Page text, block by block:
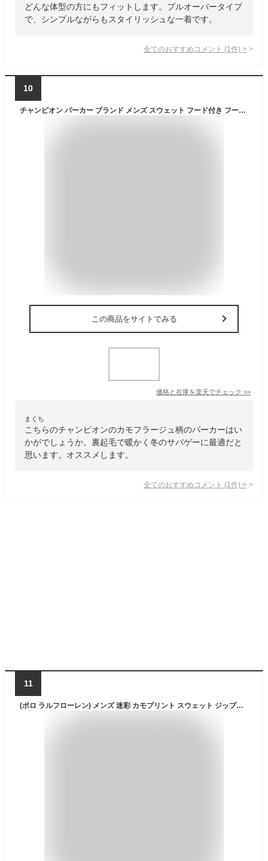
どんな体型の方にもフィットします。プルオーバータイプ
で、シンプルながらもスタイリッシュな一着です。
全てのおすすめコメント (1 件) >
10
チャンピオン パーカー ブランド メンズ スウェット フード付き フーディ 裏起毛 裏フリース カモ柄 カモフラージュ 秋 冬 迷彩 綿混 アクションスタイル プルオーバー Champion スウェットパーカー C3A111 新作 大きいサイズ 有
この商品をサイトでみる
価格と在庫を楽天でチェック >>
まくち
こちらのチャンピオンのカモフラージュ柄のパーカーはい
かがでしょうか。裏起毛で暖かく冬のサバゲーに最適だと
思います。オススメします。
全てのおすすめコメント (1 件) >
11
(ポロ ラルフローレン) メンズ 迷彩 カモプリント スウェット ジップパーカー 0102619-S-GREENMU [並行輸入品]